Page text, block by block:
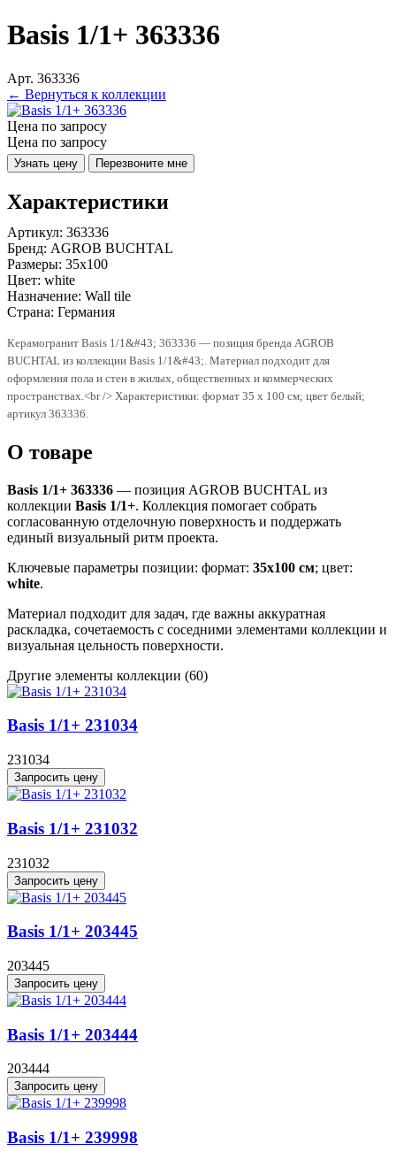
Basis 1/1+ 363336
Арт. 363336
← Вернуться к коллекции
Цена по запросу
Цена по запросу
Узнать цену Перезвоните мне
Характеристики
Артикул: 363336
Бренд: AGROB BUCHTAL
Размеры: 35x100
Цвет: white
Назначение: Wall tile
Страна: Германия
Керамогранит Basis 1/1&#43; 363336 — позиция бренда AGROB
BUCHTAL из коллекции Basis 1/1&#43;. Материал подходит для
оформления пола и стен в жилых, общественных и коммерческих
пространствах.<br /> Характеристики: формат 35 x 100 см; цвет белый;
артикул 363336.
О товаре
Basis 1/1+ 363336 — позиция AGROB BUCHTAL из
коллекции Basis 1/1+. Коллекция помогает собрать
согласованную отделочную поверхность и поддержать
единый визуальный ритм проекта.
Ключевые параметры позиции: формат: 35x100 см; цвет:
white.
Материал подходит для задач, где важны аккуратная
раскладка, сочетаемость с соседними элементами коллекции и
визуальная цельность поверхности.
Другие элементы коллекции (60)
Basis 1/1+ 231034
231034
Запросить цену
Basis 1/1+ 231032
231032
Запросить цену
Basis 1/1+ 203445
203445
Запросить цену
Basis 1/1+ 203444
203444
Запросить цену
Basis 1/1+ 239998